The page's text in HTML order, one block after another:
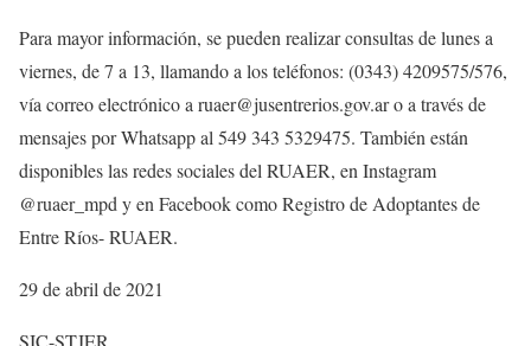
Para mayor información, se pueden realizar consultas de lunes a
viernes, de 7 a 13, llamando a los teléfonos: (0343) 4209575/576,
vía correo electrónico a ruaer@jusentrerios.gov.ar o a través de
mensajes por Whatsapp al 549 343 5329475. También están
disponibles las redes sociales del RUAER, en Instagram
@ruaer_mpd y en Facebook como Registro de Adoptantes de
Entre Ríos- RUAER.
29 de abril de 2021
SIC-STJER